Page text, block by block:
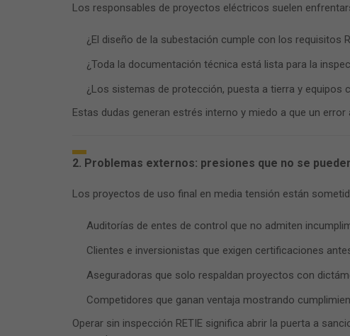
Los responsables de proyectos eléctricos suelen
¿El diseño de la subestación cumple con los requisitos
¿Toda la documentación técnica está lista para la
¿Los sistemas de protección, puesta a tierra y equipos
Estas dudas generan estrés interno y miedo a que un
2. Problemas externos: presiones que no se
Los proyectos de uso final en media tensión están
Auditorías de entes de control que no admiten
Clientes e inversionistas que exigen certificaciones
Aseguradoras que solo respaldan proyectos con
Competidores que ganan ventaja mostrando
Operar sin inspección RETIE significa abrir la puerta a